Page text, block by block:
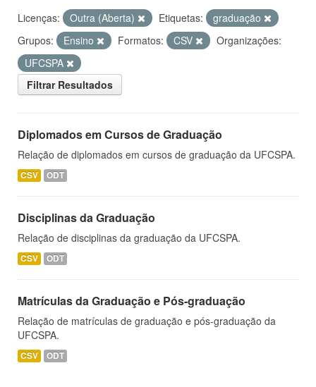
Licenças: Outra (Aberta) Etiquetas:
graduação
Grupos:
Ensino Formatos: CSV
Organizações:
UFCSPA
Filtrar Resultados
Diplomados em Cursos de Graduação
Relação de diplomados em cursos de graduação da UFCSPA.
CSV ODT
Disciplinas da Graduação
Relação de disciplinas da graduação da UFCSPA.
CSV ODT
Matrículas da Graduação e Pós-graduação
Relação de matrículas de graduação e pós-graduação da
UFCSPA.
CSV ODT